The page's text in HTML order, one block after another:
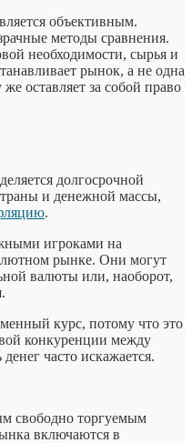
объективным.
методы сравнения.
необходимости, сырья и
рынок, а не одна
оставляет за собой право
долгосрочной
и денежной массы,
.
игроками на
рынке. Они могут
валюты или, наоборот,
курс, потому что это
конкуренции между
часто искажается.
свободно торгуемым
включаются в